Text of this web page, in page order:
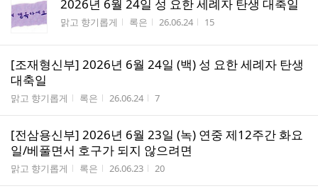
2026년 6월 24일 성 요한 세례자 탄생 대축일
게시판명
맑고 향기롭게 작성자
록은 작성시간
26.06.24 조회수
15
[조재형신부] 2026년 6월 24일 (백) 성 요한 세례자 탄생
대축일
게시판명
맑고 향기롭게 작성자
록은 작성시간
26.06.24 조회수
7
[전삼용신부] 2026년 6월 23일 (녹) 연중 제12주간 화요
일/베풀면서 호구가 되지 않으려면
게시판명
맑고 향기롭게 작성자
록은 작성시간
26.06.23 조회수
20